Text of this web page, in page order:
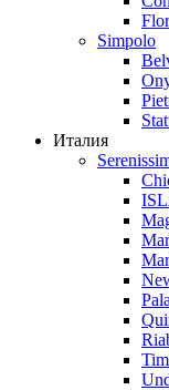
Simpolo
Италия